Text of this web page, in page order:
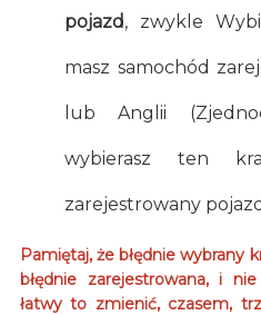
pojazd, zwykle
masz samochód
lub Anglii
wybierasz ten
zarejestrowany
Pamiętaj, że błędnie wybrany
błędnie zarejestrowana, i
łatwy to zmienić, czasem,